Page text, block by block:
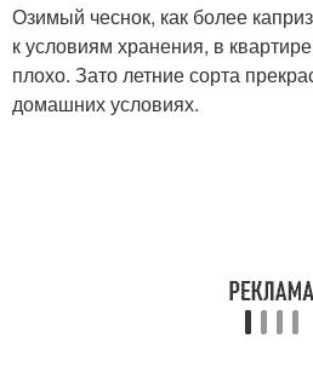
Озимый чеснок, как более
к условиям хранения, в
плохо. Зато летние сорта
домашних условиях.